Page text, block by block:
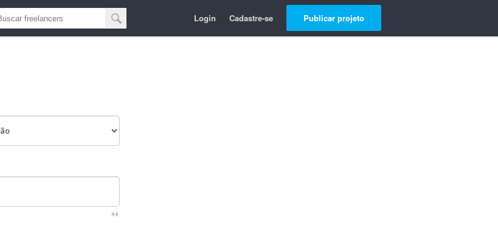
Login Cadastre-se Publicar projeto
44